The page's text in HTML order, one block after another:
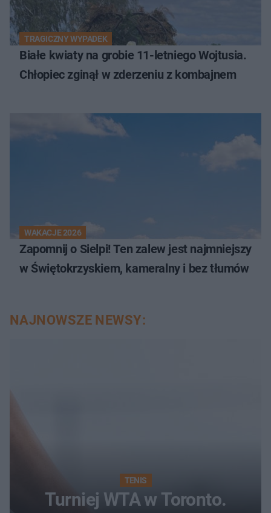
TRAGICZNY WYPADEK
Białe kwiaty na grobie 11-letniego Wojtusia.
Chłopiec zginął w zderzeniu z kombajnem
WAKACJE 2026
Zapomnij o Sielpi! Ten zalew jest najmniejszy
w Świętokrzyskiem, kameralny i bez tłumów
NAJNOWSZE NEWSY:
TENIS
Turniej WTA w Toronto.